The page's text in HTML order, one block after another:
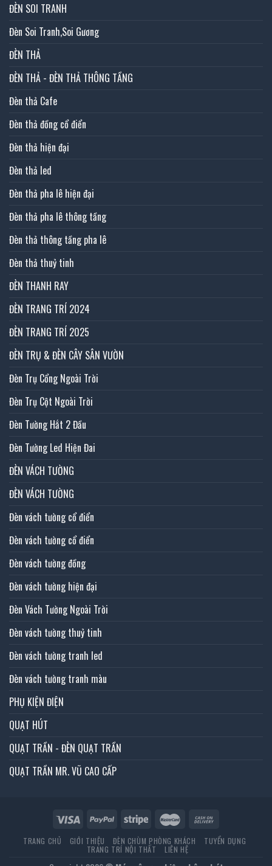
ĐÈN SOI TRANH
Đèn Soi Tranh,Soi Gương
ĐÈN THẢ
ĐÈN THẢ - ĐÈN THẢ THÔNG TẦNG
Đèn thả Cafe
Đèn thả đồng cổ điển
Đèn thả hiện đại
Đèn thả led
Đèn thả pha lê hiện đại
Đèn thả pha lê thông tầng
Đèn thả thông tầng pha lê
Đèn thả thuỷ tinh
ĐÈN THANH RAY
ĐÈN TRANG TRÍ 2024
ĐÈN TRANG TRÍ 2025
ĐÈN TRỤ & ĐÈN CÂY SÂN VƯỜN
Đèn Trụ Cổng Ngoài Trời
Đèn Trụ Cột Ngoài Trời
Đèn Tường Hắt 2 Đầu
Đèn Tường Led Hiện Đai
ĐÈN VÁCH TƯỜNG
ĐÈN VÁCH TƯỜNG
Đèn vách tường cổ điển
Đèn vách tường cổ điển
Đèn vách tường đồng
Đèn vách tường hiện đại
Đèn Vách Tường Ngoài Trời
Đèn vách tường thuỷ tinh
Đèn vách tường tranh led
Đèn vách tường tranh màu
PHỤ KIỆN ĐIỆN
QUẠT HÚT
QUẠT TRẦN - ĐÈN QUẠT TRẦN
QUẠT TRẦN MR. VŨ CAO CẤP
TRANG CHỦ GIỚI THIỆU ĐÈN CHÙM PHÒNG KHÁCH TUYỂN DỤNG
TRANG TRÍ NỘI THẤT LIÊN HỆ